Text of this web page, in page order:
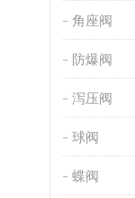
角座阀
防爆阀
泻压阀
球阀
蝶阀